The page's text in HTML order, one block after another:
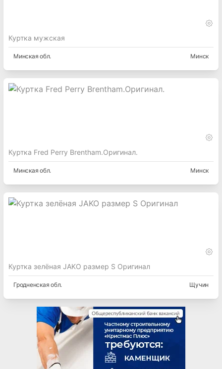
Куртка мужская
Минская обл. Минск
Куртка Fred Perry Brentham.Оригинал.
Минская обл. Минск
Куртка зелёная JAKO размер S Оригинал
Гродненская обл. Щучин